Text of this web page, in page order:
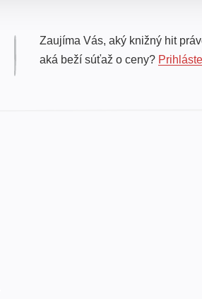
Zaujíma Vás, aký knižný hit
aká beží súťaž o ceny?